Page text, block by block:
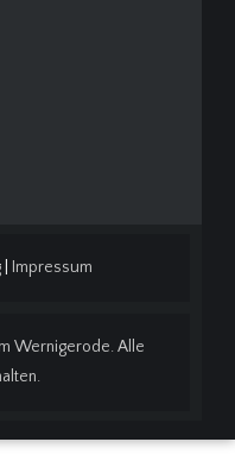
Impressum
Wernigerode. Alle